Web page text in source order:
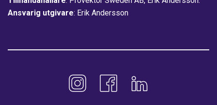
Ansvarig utgivare: Erik Andersson